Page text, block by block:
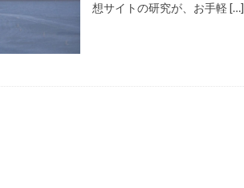
想サイトの研究が、お手軽 […]